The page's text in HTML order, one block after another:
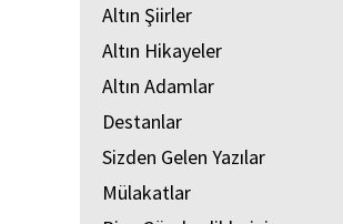
Altın Şiirler
Altın Hikayeler
Altın Adamlar
Destanlar
Sizden Gelen Yazılar
Mülakatlar